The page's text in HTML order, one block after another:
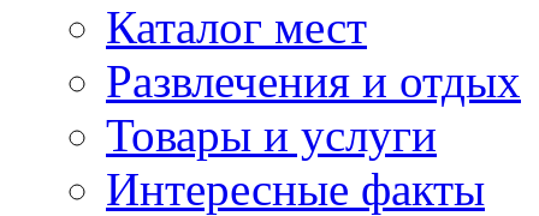
Каталог мест
Развлечения и отдых
Товары и услуги
Интересные факты